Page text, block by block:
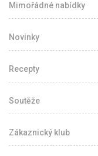
Mimořádné nabídky
Novinky
Recepty
Soutěže
Zákaznický klub